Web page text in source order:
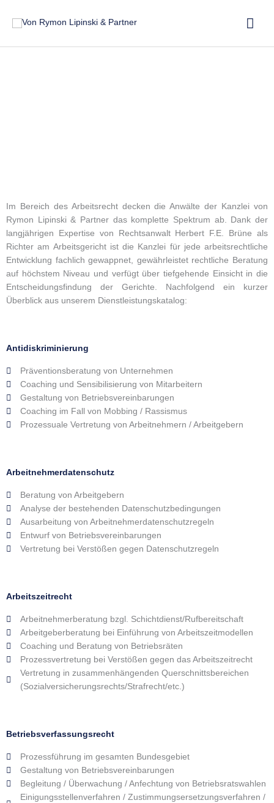
Inhalt
Im Bereich des Arbeitsrecht decken die Anwälte der Kanzlei von
Rymon Lipinski & Partner das komplette Spektrum ab. Dank der
langjährigen Expertise von Rechtsanwalt Herbert F.E. Brüne als
Richter am Arbeitsgericht ist die Kanzlei für jede arbeitsrechtliche
Entwicklung fachlich gewappnet, gewährleistet rechtliche Beratung
auf höchstem Niveau und verfügt über tiefgehende Einsicht in die
Entscheidungsfindung der Gerichte. Nachfolgend ein kurzer
Überblick aus unserem Dienstleistungskatalog:
Antidiskriminierung
Präventionsberatung von Unternehmen
Coaching und Sensibilisierung von Mitarbeitern
Gestaltung von Betriebsvereinbarungen
Coaching im Fall von Mobbing / Rassismus
Prozessuale Vertretung von Arbeitnehmern / Arbeitgebern
Arbeitnehmerdatenschutz
Beratung von Arbeitgebern
Analyse der bestehenden Datenschutzbedingungen
Ausarbeitung von Arbeitnehmerdatenschutzregeln
Entwurf von Betriebsvereinbarungen
Vertretung bei Verstößen gegen Datenschutzregeln
Arbeitszeitrecht
Arbeitnehmerberatung bzgl. Schichtdienst/Rufbereitschaft
Arbeitgeberberatung bei Einführung von Arbeitszeitmodellen
Coaching und Beratung von Betriebsräten
Prozessvertretung bei Verstößen gegen das Arbeitszeitrecht
Vertretung in zusammenhängenden Querschnittsbereichen
(Sozialversicherungsrechts/Strafrecht/etc.)
Betriebsverfassungsrecht
Prozessführung im gesamten Bundesgebiet
Gestaltung von Betriebsvereinbarungen
Begleitung / Überwachung / Anfechtung von Betriebsratswahlen
Einigungsstellenverfahren / Zustimmungsersetzungsverfahren /